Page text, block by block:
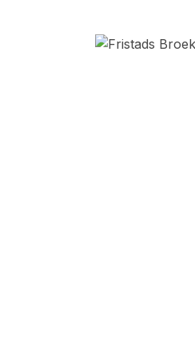
Afbeeldingengalerij overslaan